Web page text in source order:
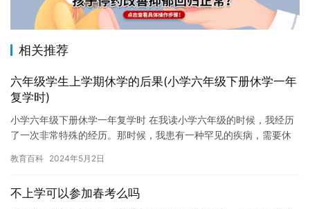
相关推荐
六年级学生上学期休学的后果(小学六年级下册休学一年
复学时)
小学六年级下册休学一年复学时 在我读小学六年级的时候，我经历
了一次非常特殊的经历。那时候，我患有一种罕见的疾病，需要休
学习…
教育百科 2024年5月2日
不上学可以参加春考么吗